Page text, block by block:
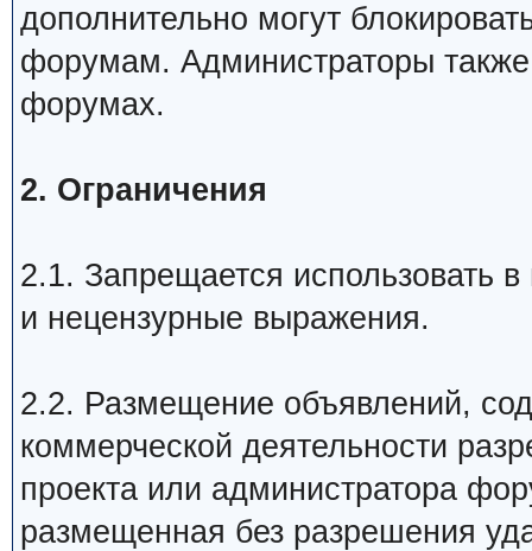
дополнительно могут
форумам. Администраторы
форумах.
2. Ограничения
2.1. Запрещается использовать
и нецензурные выражения.
2.2. Размещение объявлений,
коммерческой деятельности
проекта или администратора
размещенная без разрешения